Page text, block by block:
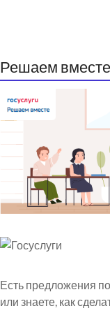
Решаем вместе
Есть предложения
или знаете, как